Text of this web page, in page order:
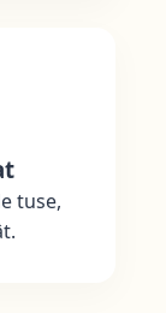
tuse,